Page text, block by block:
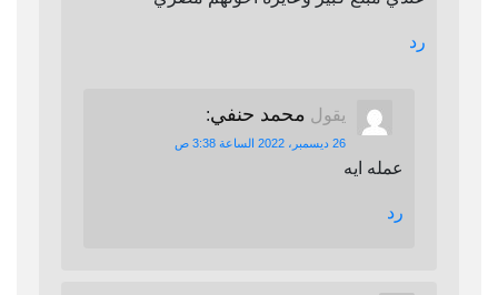
رد
يقول محمد حنفي:
26 ديسمبر، 2022 الساعة 3:38 ص
عمله ايه
رد